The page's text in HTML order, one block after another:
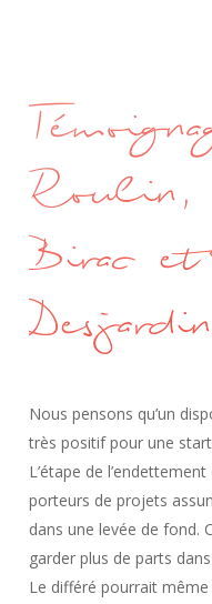
Roulin,
Birac et
Nous pensons qu’un
très positif pour une
L’étape de
porteurs de projets
dans une levée de fond.
garder plus de parts
Le différé pourrait même